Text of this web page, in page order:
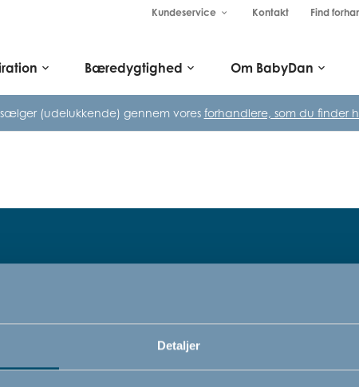
Detaljer
Kundeservice keyboard_arrow_down Kontakt Find
keyboard_arrow_down Bæredygtighed keyboard_arrow_down Om BabyDan keyboard_arrow_down
(udelukkende) gennem vores forhandlere, som du finder
vi vil bare gerne informere dig om